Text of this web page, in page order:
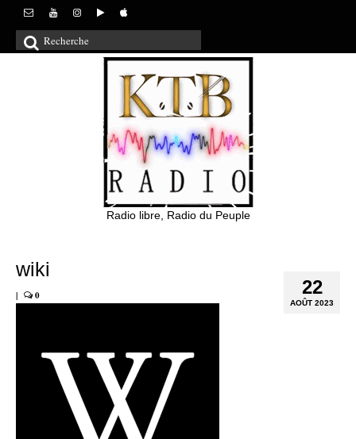
Rechercher
:
Radio libre, Radio du Peuple
22
AOÛT 2023
wiki
| 0